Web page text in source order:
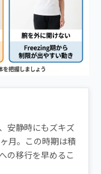
安静時にもズキズ
月。この時期は積
の移行を早めるこ